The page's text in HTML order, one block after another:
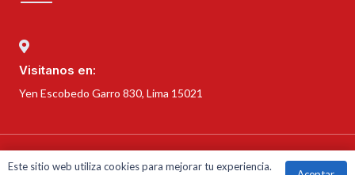
Visitanos en:
Yen Escobedo Garro 830, Lima 15021
Este sitio web utiliza cookies para mejorar tu experiencia.